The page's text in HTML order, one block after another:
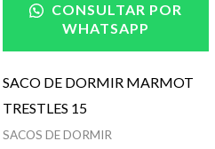
CONSULTAR POR
WHATSAPP
SACO DE DORMIR MARMOT
TRESTLES 15
SACOS DE DORMIR